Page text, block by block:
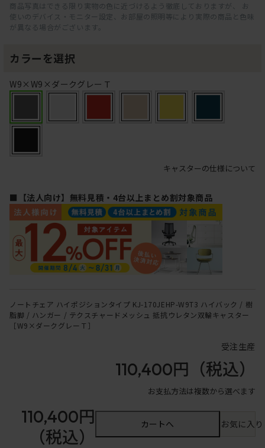
商品写真はできる限り実物の色に近づけるよう徹底しておりますが、 お
使いのデバイス・モニター設定、お部屋の照明等により実際の商品と色味
が異なる場合がございます。
カラーを選択
W9×W9×ダークグレーＴ
キャスターの仕様について
■【法人向け】無料見積・4台以上まとめ割対象商品
ノートチェア ハイポジションタイプ KJ-170JEHP-W9T3 ハイバック / 樹
脂脚 / ハンガー / テクスチャードメッシュ 抵抗ウレタン双輪キャスター
［W9×ダークグレーＴ］
受注生産
110,400円 （税込）
お支払方法は複数から選べます
110,400円
（税込）
カートへ お気に入